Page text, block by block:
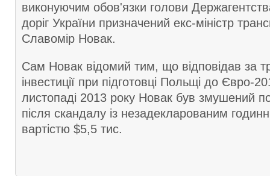
виконуючим обов'язки голови
доріг України призначений екс-міністр
Славомір Новак.
Сам Новак відомий тим, що відповідав за
інвестиції при підготовці Польщі до Євро-
листопаді 2013 року Новак був змушений
після скандалу із незадекларованим
вартістю $5,5 тис.